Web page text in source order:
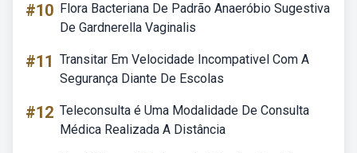
#10 Flora Bacteriana De Padrão Anaeróbio Sugestiva
De Gardnerella Vaginalis
#11 Transitar Em Velocidade Incompativel Com A
Segurança Diante De Escolas
#12 Teleconsulta é Uma Modalidade De Consulta
Médica Realizada A Distância